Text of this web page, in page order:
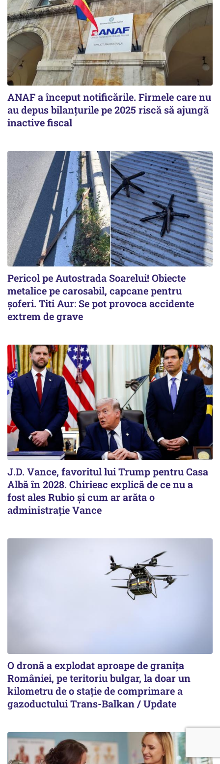
ANAF a început notificările. Firmele care nu
au depus bilanțurile pe 2025 riscă să ajungă
inactive fiscal
Pericol pe Autostrada Soarelui! Obiecte
metalice pe carosabil, capcane pentru
șoferi. Titi Aur: Se pot provoca accidente
extrem de grave
J.D. Vance, favoritul lui Trump pentru Casa
Albă în 2028. Chirieac explică de ce nu a
fost ales Rubio și cum ar arăta o
administrație Vance
O dronă a explodat aproape de granița
României, pe teritoriu bulgar, la doar un
kilometru de o stație de comprimare a
gazoductului Trans-Balkan / Update